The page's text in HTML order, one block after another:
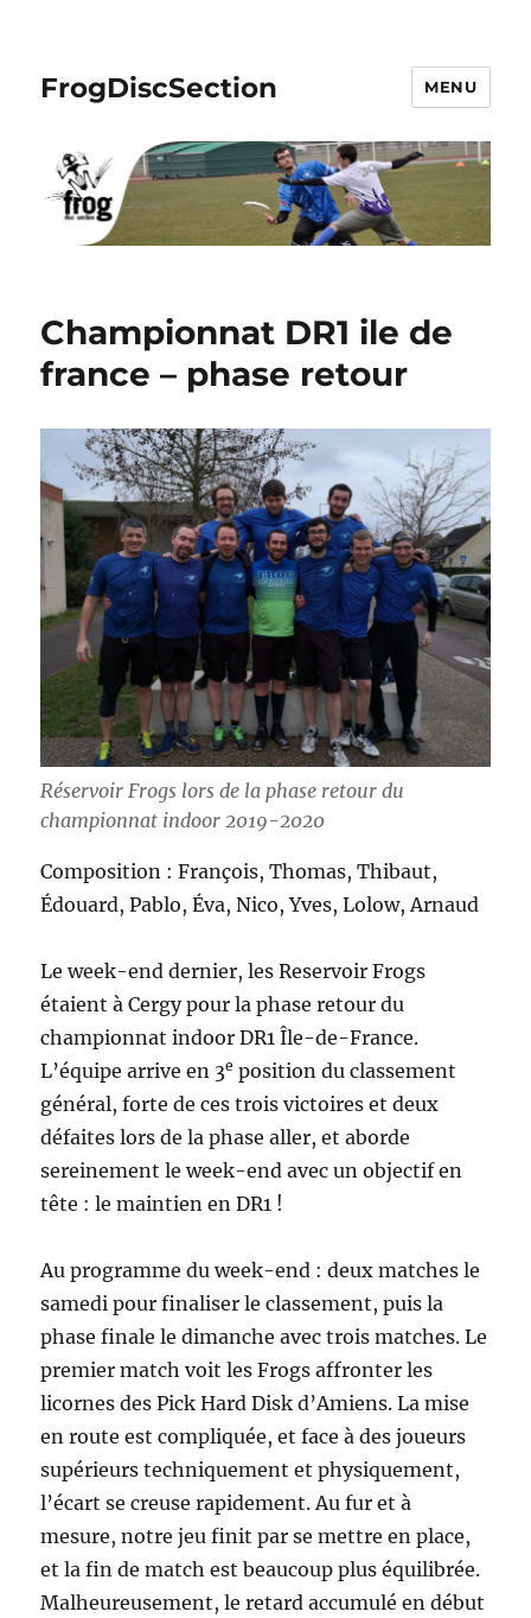
FrogDiscSection MENU
Championnat DR1 ile de
france – phase retour
Réservoir Frogs lors de la phase retour du
championnat indoor 2019-2020
Composition : François, Thomas, Thibaut,
Édouard, Pablo, Éva, Nico, Yves, Lolow, Arnaud
Le week-end dernier, les Reservoir Frogs
étaient à Cergy pour la phase retour du
championnat indoor DR1 Île-de-France.
L’équipe arrive en 3e position du classement
général, forte de ces trois victoires et deux
défaites lors de la phase aller, et aborde
sereinement le week-end avec un objectif en
tête : le maintien en DR1 !
Au programme du week-end : deux matches le
samedi pour finaliser le classement, puis la
phase finale le dimanche avec trois matches. Le
premier match voit les Frogs affronter les
licornes des Pick Hard Disk d’Amiens. La mise
en route est compliquée, et face à des joueurs
supérieurs techniquement et physiquement,
l’écart se creuse rapidement. Au fur et à
mesure, notre jeu finit par se mettre en place,
et la fin de match est beaucoup plus équilibrée.
Malheureusement, le retard accumulé en début